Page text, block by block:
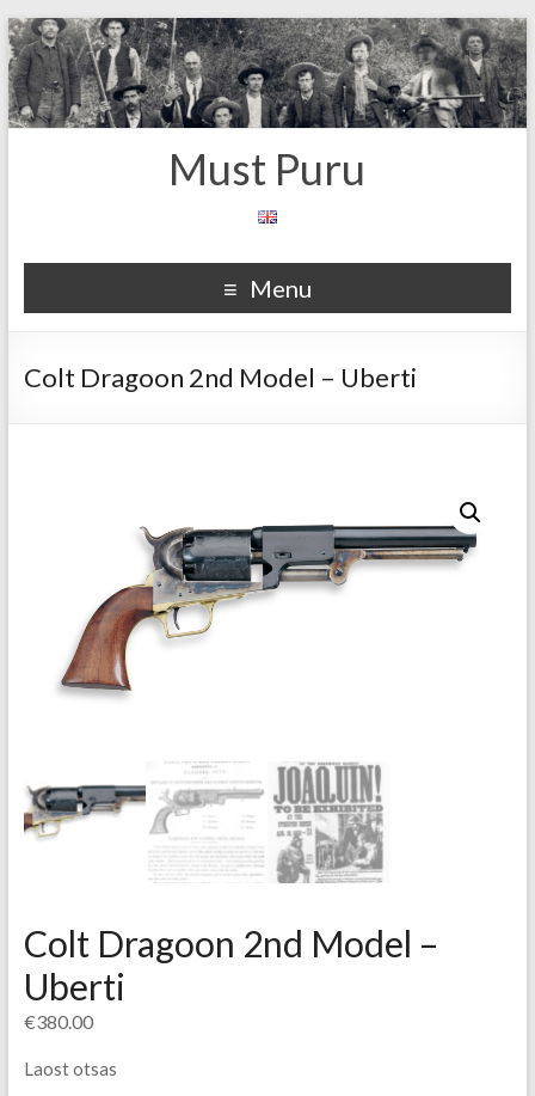
Must Puru
Menu
Colt Dragoon 2nd Model – Uberti
Colt Dragoon 2nd Model –
Uberti
€380.00
Laost otsas